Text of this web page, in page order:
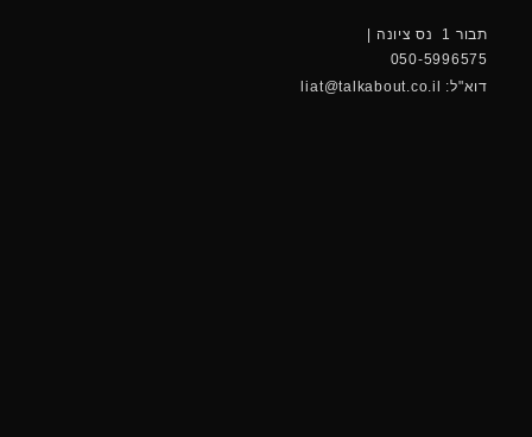
תבור 1 נס ציונה |
050-5996575
דוא"ל: liat@talkabout.co.il